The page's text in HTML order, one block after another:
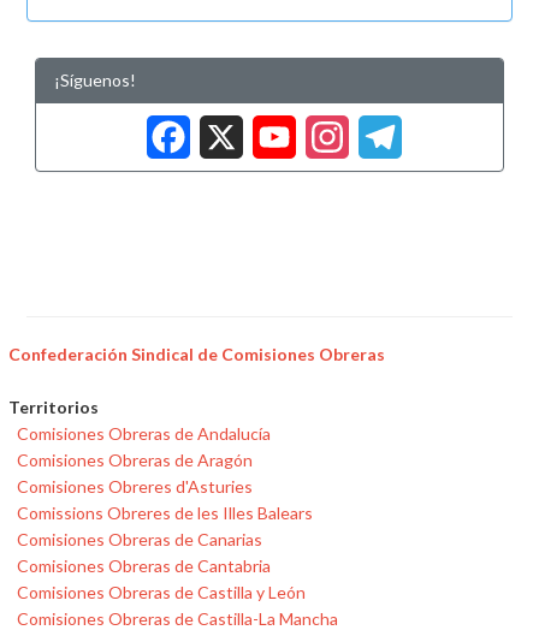
¡Síguenos!
Facebook
X
Confederación Sindical de Comisiones Obreras
Territorios
Comisiones Obreras de Andalucía
Comisiones Obreras de Aragón
Comisiones Obreres d'Asturies
Comissions Obreres de les Illes Balears
Comisiones Obreras de Canarias
Comisiones Obreras de Cantabria
Comisiones Obreras de Castilla y León
Comisiones Obreras de Castilla-La Mancha